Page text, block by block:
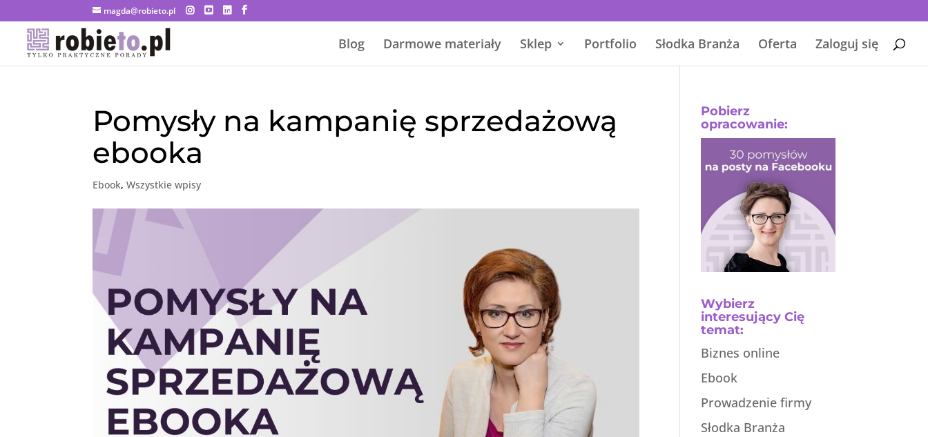
magda@robieto.pl
Blog Darmowe materiały Sklep Portfolio Słodka Branża Oferta Zaloguj się
Pomysły na kampanię sprzedażową
ebooka
Ebook,Wszystkie wpisy
Pobierz
opracowanie:
Wybierz
interesujący Cię
temat:
Biznes online
Ebook
Prowadzenie firmy
Słodka Branża